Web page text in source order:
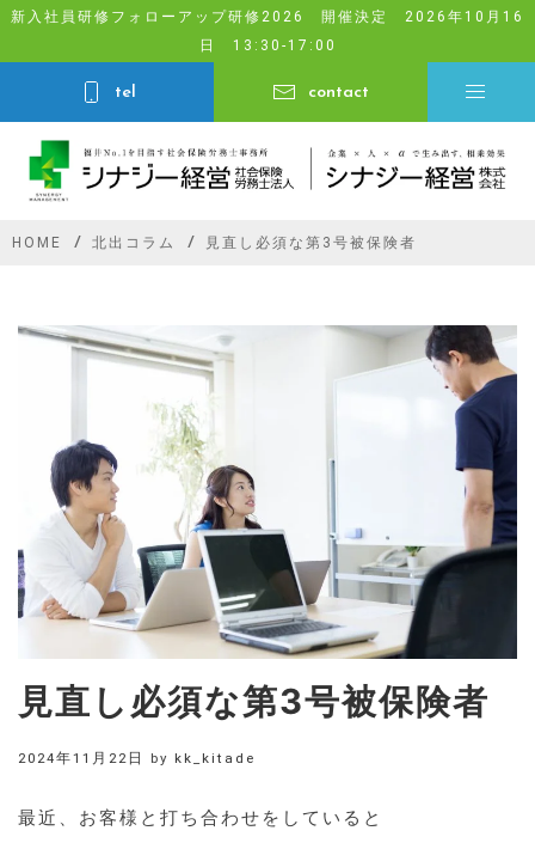
Skip
新入社員研修フォローアップ研修2026 開催決定 2026年10月16
日 13:30-17:00
tel contact
HOME 北出コラム 見直し必須な第3号被保険者
見直し必須な第3号被保険者
2024年11月22日 by kk_kitade
最近、お客様と打ち合わせをしていると